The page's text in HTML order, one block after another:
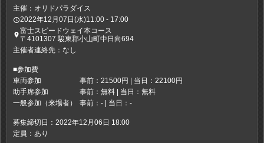
主催：オリドパラダイス
access_time2022年12月07日(水)11:00 - 17:00
place富士スピードウェイ本コース
〒4101307 駿東郡小山町中日向694
主催者連絡先：なし
■参加費
車両参加
事前：21500円 | 当日：22100円
助手席参加
事前：無料 | 当日：無料
一般参加（来場者）
事前：- | 当日：-
募集締切日：2022年12月06日 18:00
定員：あり